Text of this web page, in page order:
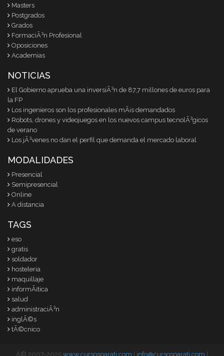
Masters
Postgrados
Grados
FormaciÃ³n Profesional
Oposiciones
Academias
NOTICIAS
El Gobierno aprueba una inversiÃ³n de 87,7 millones de euros para
la FP
Los ingenieros son los profesionales mÃ¡s demandados
Robots, drones y videojuegos en los nuevos campus tecnolÃ³gicos
de verano
Los jÃ³venes no dan el perfil que demanda el mercado laboral
MODALIDADES
Presencial
Semipresencial
Online
A distancia
TAGS
eso
gratis
soldador
hosteleria
maquillaje
informÃ¡tica
salud
administraciÃ³n
inglÃ©s
tÃ©cnico
Â© 2007-2025 www.cursosparati.com info@cursosparati.com